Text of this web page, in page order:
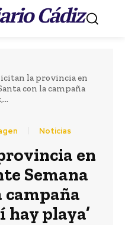
Cádiz.
la provincia en
con la campaña
Noticias
en
Semana
campaña
hay playa’